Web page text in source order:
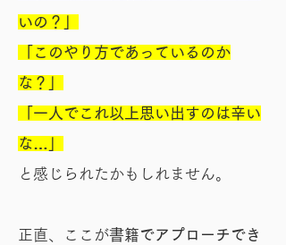
いの？」
「このやり方であっているのか
な？」
「一人でこれ以上思い出すのは辛い
な…」
と感じられたかもしれません。
正直、ここが書籍でアプローチでき